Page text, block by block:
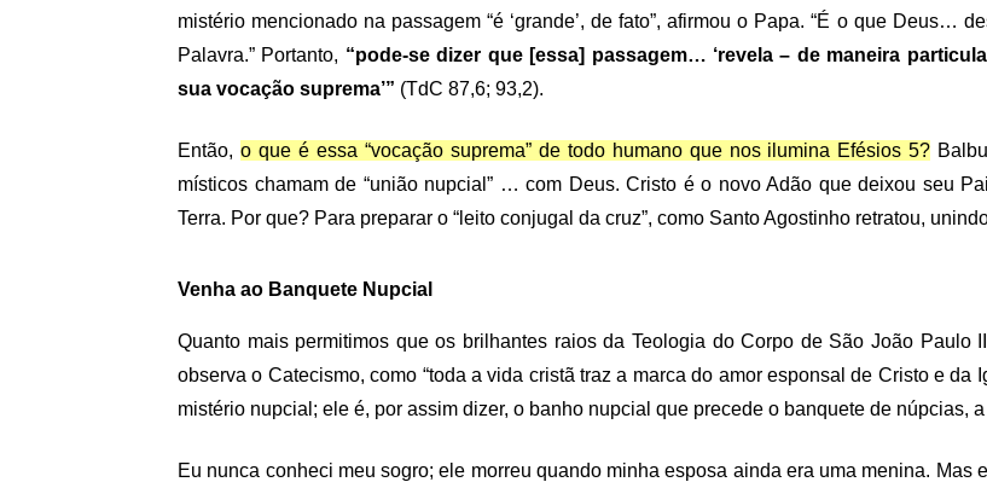
mistério mencionado na passagem “é ‘grande’, de fato”, afirmou o Papa. “É o que Deus…
Palavra.” Portanto, “pode-se dizer que [essa] passagem… ‘revela – de maneira
sua vocação suprema’” (TdC 87,6; 93,2).
Então, o que é essa “vocação suprema” de todo humano que nos ilumina Efésios 5?
místicos chamam de “união nupcial” … com Deus. Cristo é o novo Adão que deixou seu
Terra. Por que? Para preparar o “leito conjugal da cruz”, como Santo Agostinho retratou,
Venha ao Banquete Nupcial
Quanto mais permitimos que os brilhantes raios da Teologia do Corpo de São João Paulo
observa o Catecismo, como “toda a vida cristã traz a marca do amor esponsal de Cristo e
mistério nupcial; ele é, por assim dizer, o banho nupcial que precede o banquete de núpcias,
Eu nunca conheci meu sogro; ele morreu quando minha esposa ainda era uma menina. Mas